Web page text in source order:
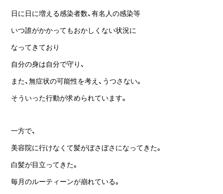
日に日に増える感染者数、有名人の感染等
いつ誰がかかってもおかしくない状況に
なってきており
自分の身は自分で守り、
また、無症状の可能性を考え、うつさない。
そういった行動が求められています。
一方で、
美容院に行けなくて髪がぼさぼさになってきた。
白髪が目立ってきた。
毎月のルーティーンが崩れている。